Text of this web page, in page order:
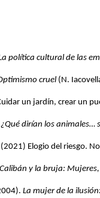
política cultural de las
cruel (N.
un jardín, crear un
¿Qué dirían los animales…
Elogio del riesgo.
Calibán y la bruja:
La mujer de la